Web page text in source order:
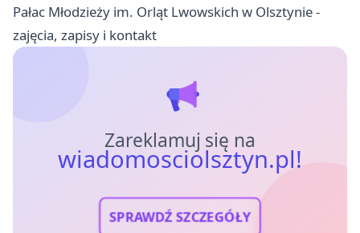
Pałac Młodzieży im. Orląt Lwowskich w Olsztynie -
zajęcia, zapisy i kontakt
Zareklamuj się na
wiadomosciolsztyn.pl!
SPRAWDŹ SZCZEGÓŁY